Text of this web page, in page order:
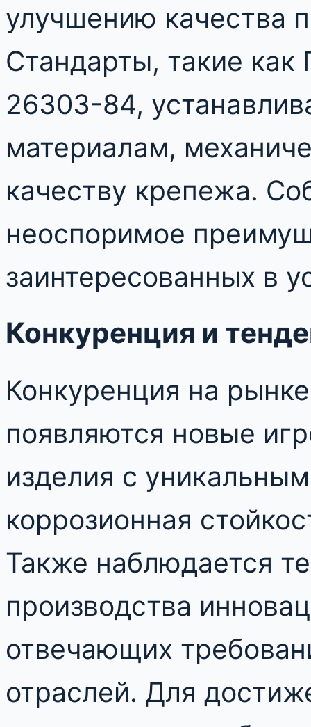
улучшению качества
Стандарты, такие
26303-84,
материалам,
качеству крепежа.
неоспоримое
заинтересованных в
Конкуренция и
Конкуренция на
появляются новые
изделия с
коррозионная
Также наблюдается
производства
отвечающих
отраслей. Для